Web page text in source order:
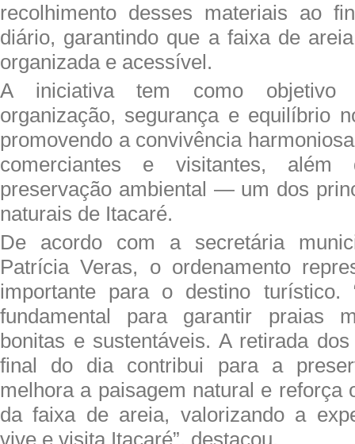
recolhimento desses materiais ao
diário, garantindo que a faixa de
organizada e acessível.
A iniciativa tem como objetivo
organização, segurança e equilíbrio
promovendo a convivência
comerciantes e visitantes,
preservação ambiental — um dos
naturais de Itacaré.
De acordo com a secretária
Patrícia Veras, o ordenamento
importante para o destino turístico.
fundamental para garantir praias
bonitas e sustentáveis. A retirada
final do dia contribui para a
melhora a paisagem natural e reforça
da faixa de areia, valorizando a
vive e visita Itacaré”, destacou.